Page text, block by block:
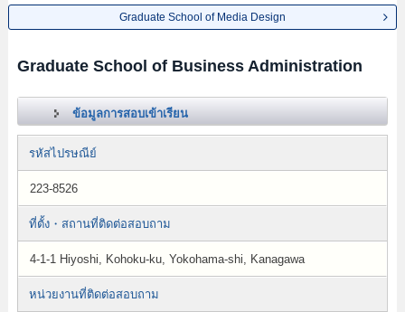
Graduate School of Media Design
Graduate School of Business Administration
ข้อมูลการสอบเข้าเรียน
รหัสไปรษณีย์
223-8526
ที่ตั้ง・สถานที่ติดต่อสอบถาม
4-1-1 Hiyoshi, Kohoku-ku, Yokohama-shi, Kanagawa
หน่วยงานที่ติดต่อสอบถาม